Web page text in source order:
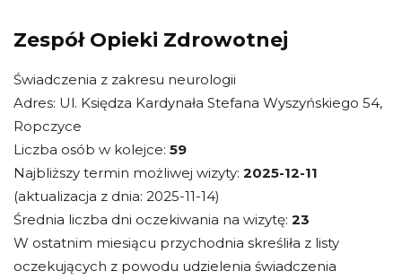
Zespół Opieki Zdrowotnej
Świadczenia z zakresu neurologii
Adres: Ul. Księdza Kardynała Stefana Wyszyńskiego 54,
Ropczyce
Liczba osób w kolejce: 59
Najbliższy termin możliwej wizyty: 2025-12-11
(aktualizacja z dnia: 2025-11-14)
Średnia liczba dni oczekiwania na wizytę: 23
W ostatnim miesiącu przychodnia skreśliła z listy
oczekujących z powodu udzielenia świadczenia